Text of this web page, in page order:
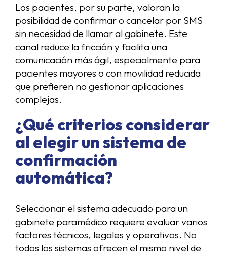
Los pacientes, por su parte, valoran la
posibilidad de confirmar o cancelar por SMS
sin necesidad de llamar al gabinete. Este
canal reduce la fricción y facilita una
comunicación más ágil, especialmente para
pacientes mayores o con movilidad reducida
que prefieren no gestionar aplicaciones
complejas.
¿Qué criterios considerar
al elegir un sistema de
confirmación
automática?
Seleccionar el sistema adecuado para un
gabinete paramédico requiere evaluar varios
factores técnicos, legales y operativos. No
todos los sistemas ofrecen el mismo nivel de